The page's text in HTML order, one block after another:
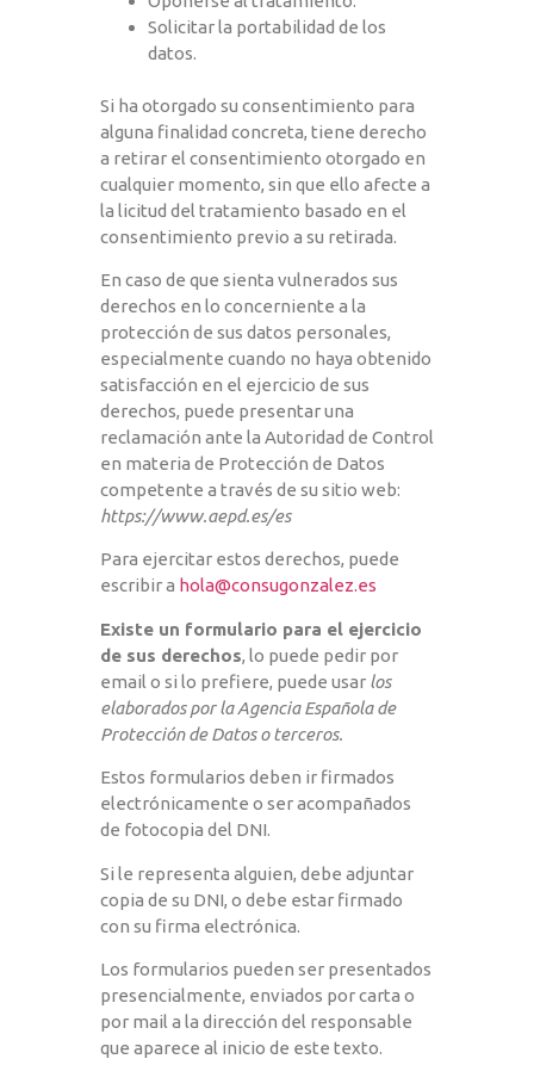
Solicitar la portabilidad de los
datos.
Si ha otorgado su consentimiento para
alguna finalidad concreta, tiene derecho
a retirar el consentimiento otorgado en
cualquier momento, sin que ello afecte a
la licitud del tratamiento basado en el
consentimiento previo a su retirada.
En caso de que sienta vulnerados sus
derechos en lo concerniente a la
protección de sus datos personales,
especialmente cuando no haya obtenido
satisfacción en el ejercicio de sus
derechos, puede presentar una
reclamación ante la Autoridad de Control
en materia de Protección de Datos
competente a través de su sitio web:
https://www.aepd.es/es
Para ejercitar estos derechos, puede
escribir a hola@consugonzalez.es
Existe un formulario para el ejercicio
de sus derechos, lo puede pedir por
email o si lo prefiere, puede usar los
elaborados por la Agencia Española de
Protección de Datos o terceros.
Estos formularios deben ir firmados
electrónicamente o ser acompañados
de fotocopia del DNI.
Si le representa alguien, debe adjuntar
copia de su DNI, o debe estar firmado
con su firma electrónica.
Los formularios pueden ser presentados
presencialmente, enviados por carta o
por mail a la dirección del responsable
que aparece al inicio de este texto.